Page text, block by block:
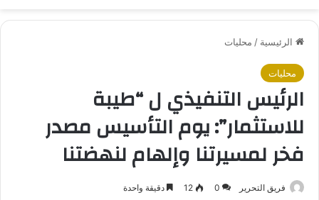
الرئيسية / محليات
محليات
الرئيس التنفيذي ل “طيبة
للاستثمار”: يوم التأسيس مصدر
فخر لمسيرتنا وإلهام لنهضتنا
فريق التحرير 0
12 دقيقة واحدة